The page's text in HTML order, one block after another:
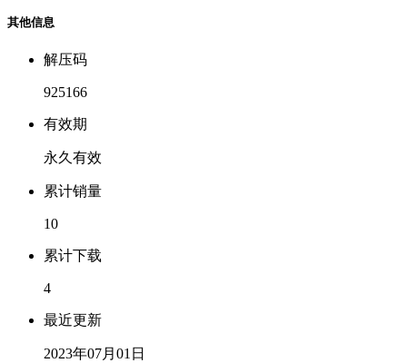
其他信息
解压码
925166
有效期
永久有效
累计销量
10
累计下载
4
最近更新
2023年07月01日